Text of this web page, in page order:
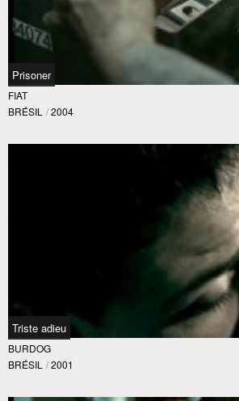
Prisoner
FIAT
BRÉSIL / 2004
Triste adieu
BURDOG
BRÉSIL / 2001